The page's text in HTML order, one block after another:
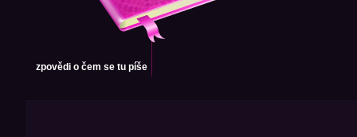
zpovědi o čem se tu píše